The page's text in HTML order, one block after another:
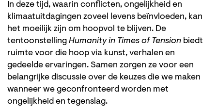
In deze tijd, waarin conflicten, ongelijkheid en
klimaatuitdagingen zoveel levens beïnvloeden, kan
het moeilijk zijn om hoopvol te blijven. De
tentoonstelling Humanity in Times of Tension biedt
ruimte voor die hoop via kunst, verhalen en
gedeelde ervaringen. Samen zorgen ze voor een
belangrijke discussie over de keuzes die we maken
wanneer we geconfronteerd worden met
ongelijkheid en tegenslag.